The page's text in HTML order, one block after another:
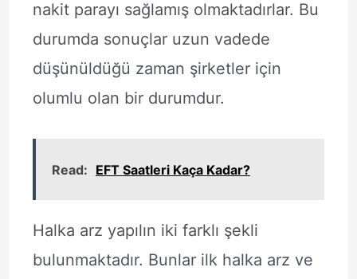
nakit parayı sağlamış olmaktadırlar. Bu
durumda sonuçlar uzun vadede
düşünüldüğü zaman şirketler için
olumlu olan bir durumdur.
Read: EFT Saatleri Kaça Kadar?
Halka arz yapılın iki farklı şekli
bulunmaktadır. Bunlar ilk halka arz ve